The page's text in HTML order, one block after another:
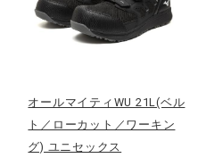
テニス／ソフトテ
陸上競技
オールマイティWU 21L(ベル
ト／ローカット／ワーキン
グ) ユニセックス